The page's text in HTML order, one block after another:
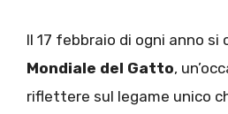
Il 17 febbraio di ogni anno si
Mondiale del Gatto,
riflettere sul legame unico